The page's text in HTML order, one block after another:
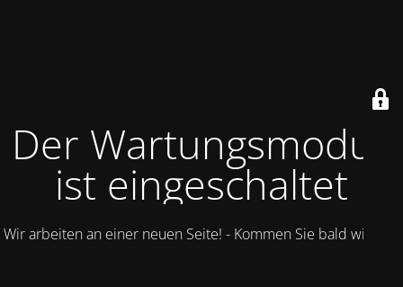
Der Wartungsmodus
ist eingeschaltet
Wir arbeiten an einer neuen Seite! - Kommen Sie bald wieder.